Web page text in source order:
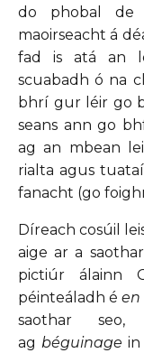
do phobal de
maoirseacht á
fad is atá an
scuabadh ó na
bhrí gur léir go
seans ann go
ag an mbean
rialta agus
fanacht (go
Díreach cosúil
aige ar a
pictiúr álainn
péinteáladh éen
saothar
ag béguinage in